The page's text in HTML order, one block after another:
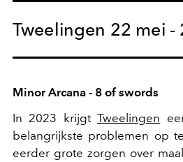
Tweelingen 22 mei -
Minor Arcana - 8 of swords
In 2023 krijgtTweelingen
belangrijkste problemen op
eerder grote zorgen over